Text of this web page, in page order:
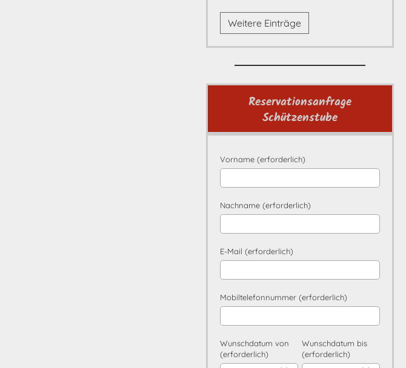
Weitere Einträge
Reservationsanfrage
Schützenstube
Vorname (erforderlich)
Nachname (erforderlich)
E-Mail (erforderlich)
Mobiltelefonnummer (erforderlich)
Wunschdatum von
(erforderlich)
Wunschdatum bis
(erforderlich)